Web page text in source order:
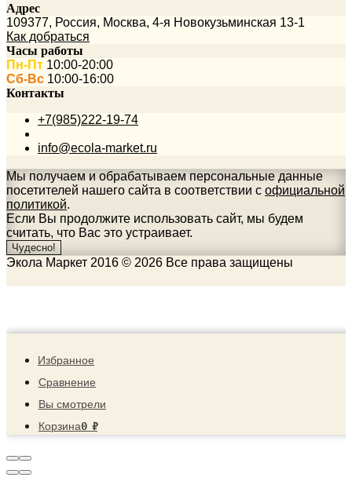
Адрес
109377, Россия, Москва, 4-я Новокузьминская 13-1
Как добраться
Часы работы
Пн-Пт 10:00-20:00
Сб-Вс 10:00-16:00
Контакты
+7(985)222-19-74
info@ecola-market.ru
Мы получаем и обрабатываем персональные данные
посетителей нашего сайта в соответствии с официальной
политикой.
Если Вы продолжите использовать сайт, мы будем
считать, что Вас это устраивает.
Чудесно!
Экола Маркет 2016 © 2026 Все права защищены
Избранное
Сравнение
Вы смотрели
Корзина0 ₽